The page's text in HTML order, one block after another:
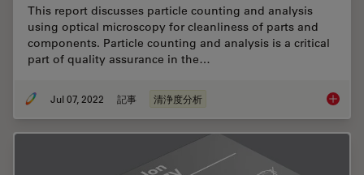
This report discusses particle counting and analysis
using optical microscopy for cleanliness of parts and
components. Particle counting and analysis is a critical
part of quality assurance in the…
Jul 07, 2022 記事 清浄度分析